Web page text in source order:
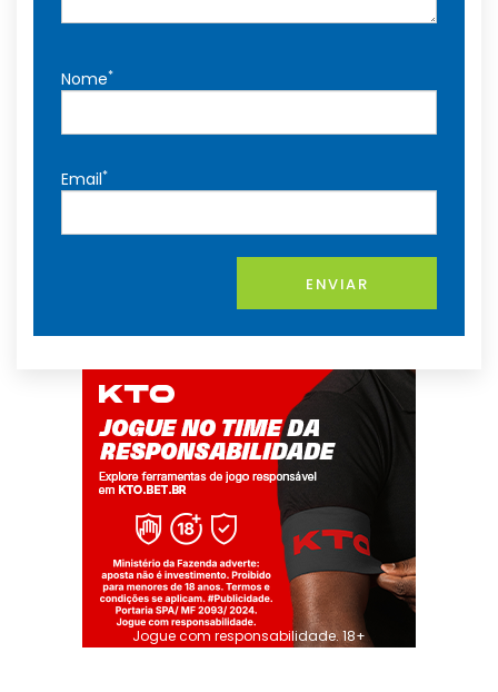
Nome*
Email*
ENVIAR
Jogue com responsabilidade. 18+